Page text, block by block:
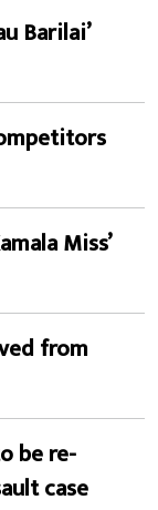
Barilai’
Miss’
from
be re-
case